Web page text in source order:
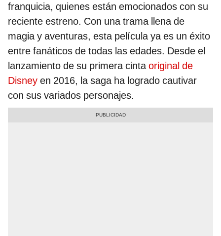
franquicia, quienes están emocionados con su
reciente estreno. Con una trama llena de
magia y aventuras, esta película ya es un éxito
entre fanáticos de todas las edades. Desde el
lanzamiento de su primera cintaoriginal de
Disney en 2016, la saga ha logrado cautivar
con sus variados personajes.